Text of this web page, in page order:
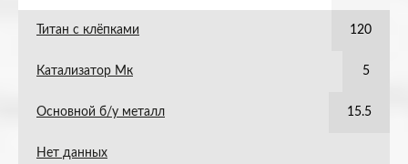
Титан с клёпками 120
Катализатор Мк 5
Основной б/у металл 15.5
Нет данных